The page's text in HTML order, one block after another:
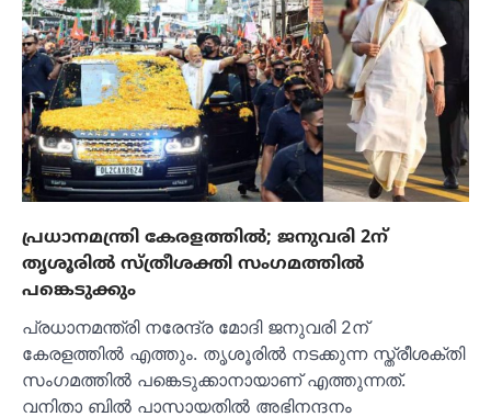
പ്രധാനമന്ത്രി കേരളത്തിൽ; ജനുവരി 2ന്
തൃശൂരിൽ സ്ത്രീശക്തി സംഗമത്തിൽ
പങ്കെടുക്കും
പ്രധാനമന്ത്രി നരേന്ദ്ര മോദി ജനുവരി 2ന്
കേരളത്തിൽ എത്തും. തൃശൂരിൽ നടക്കുന്ന സ്ത്രീശക്തി
സംഗമത്തിൽ പങ്കെടുക്കാനായാണ് എത്തുന്നത്.
വനിതാ ബിൽ പാസായതിൽ അഭിനന്ദനം